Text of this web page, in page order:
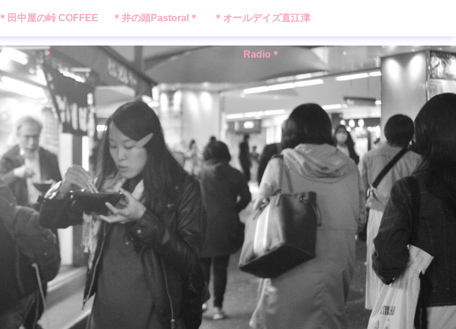
＊田中屋の峠 COFFEE
＊
＊井の頭Pastoral＊ ＊オールデイズ直江津
Radio＊